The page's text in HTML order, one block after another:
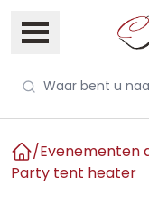
Home
/Evenementen
Party tent heater